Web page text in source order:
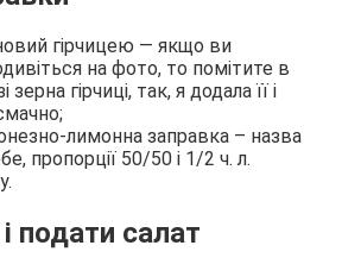
гірчицею — якщо ви
на фото, то помітите в
гірчиці, так, я додала її і
лимонна заправка – назва
пропорції 50/50 і 1/2 ч. л.
подати салат